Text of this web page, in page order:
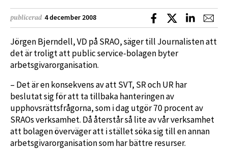
publicerad 4 december 2008 Dela på Facebook
Dela på XDela på
Jörgen Bjerndell, VD på SRAO, säger till Journalisten att
det är troligt att public service-bolagen byter
arbetsgivarorganisation.
– Det är en konsekvens av att SVT, SR och UR har
beslutat sig för att ta tillbaka hanteringen av
upphovsrättsfrågorna, som i dag utgör 70 procent av
SRAOs verksamhet. Då återstår så lite av vår verksamhet
att bolagen överväger att i stället söka sig till en annan
arbetsgivarorganisation som har bättre resurser.